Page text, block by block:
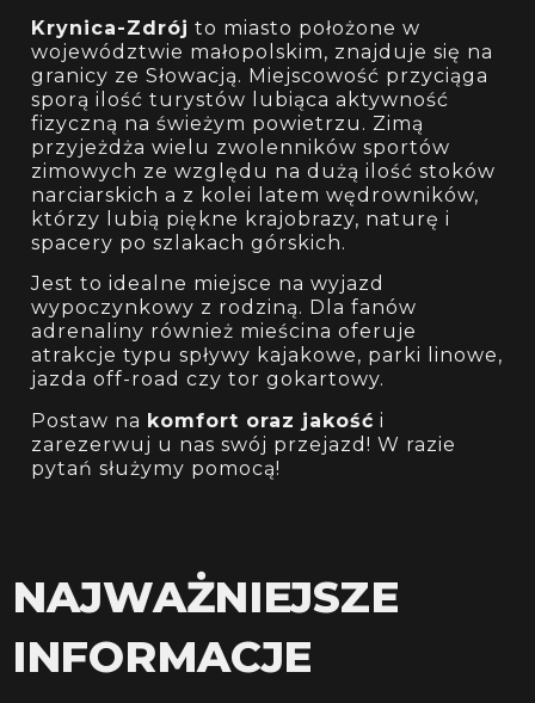
Krynica-Zdrój to miasto położone w
województwie małopolskim, znajduje się na
granicy ze Słowacją. Miejscowość przyciąga
sporą ilość turystów lubiąca aktywność
fizyczną na świeżym powietrzu. Zimą
przyjeżdża wielu zwolenników sportów
zimowych ze względu na dużą ilość stoków
narciarskich a z kolei latem wędrowników,
którzy lubią piękne krajobrazy, naturę i
spacery po szlakach górskich.
Jest to idealne miejsce na wyjazd
wypoczynkowy z rodziną. Dla fanów
adrenaliny również mieścina oferuje
atrakcje typu spływy kajakowe, parki linowe,
jazda off-road czy tor gokartowy.
Postaw na komfort oraz jakość i
zarezerwuj u nas swój przejazd! W razie
pytań służymy pomocą!
NAJWAŻNIEJSZE
INFORMACJE